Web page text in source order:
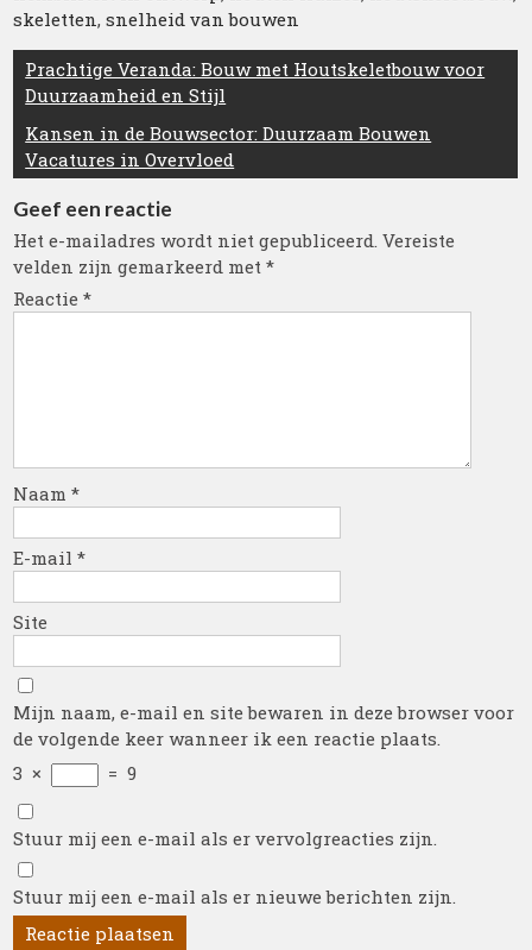
skeletten,snelheid van bouwen
Berichtnavigatie
Prachtige Veranda: Bouw met Houtskeletbouw voor
Duurzaamheid en Stijl
Kansen in de Bouwsector: Duurzaam Bouwen
Vacatures in Overvloed
Geef een reactie
Het e-mailadres wordt niet gepubliceerd. Vereiste
velden zijn gemarkeerd met*
Reactie*
Naam*
E-mail*
Site
Mijn naam, e-mail en site bewaren in deze browser voor
de volgende keer wanneer ik een reactie plaats.
3 × = 9
Stuur mij een e-mail als er vervolgreacties zijn.
Stuur mij een e-mail als er nieuwe berichten zijn.